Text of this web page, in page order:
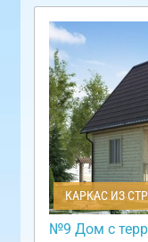
КАРКАС ИЗ
№9 Дом с